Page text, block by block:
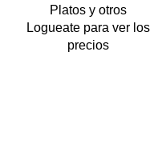
Platos y otros
Logueate para ver los
precios